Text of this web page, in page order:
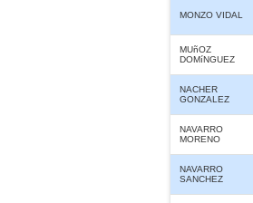
MONZO VIDAL
MUñOZ
DOMíNGUEZ
NACHER
GONZALEZ
NAVARRO
MORENO
NAVARRO
SANCHEZ